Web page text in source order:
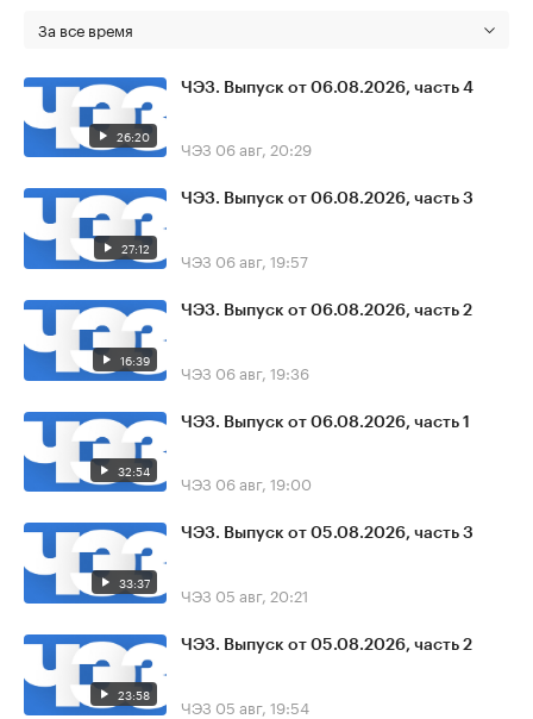
За все время
26:20
ЧЭЗ. Выпуск от 06.08.2026, часть 4
ЧЭЗ 06 авг, 20:29
27:12
ЧЭЗ. Выпуск от 06.08.2026, часть 3
ЧЭЗ 06 авг, 19:57
16:39
ЧЭЗ. Выпуск от 06.08.2026, часть 2
ЧЭЗ 06 авг, 19:36
32:54
ЧЭЗ. Выпуск от 06.08.2026, часть 1
ЧЭЗ 06 авг, 19:00
33:37
ЧЭЗ. Выпуск от 05.08.2026, часть 3
ЧЭЗ 05 авг, 20:21
23:58
ЧЭЗ. Выпуск от 05.08.2026, часть 2
ЧЭЗ 05 авг, 19:54